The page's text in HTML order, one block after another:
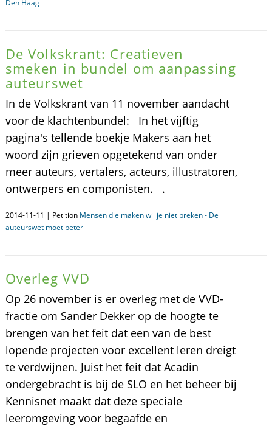
Den Haag
De Volkskrant: Creatieven
smeken in bundel om aanpassing
auteurswet
In de Volkskrant van 11 november aandacht
voor de klachtenbundel: In het vijftig
pagina's tellende boekje Makers aan het
woord zijn grieven opgetekend van onder
meer auteurs, vertalers, acteurs, illustratoren,
ontwerpers en componisten. .
2014-11-11 | Petition Mensen die maken wil je niet breken - De
auteurswet moet beter
Overleg VVD
Op 26 november is er overleg met de VVD-
fractie om Sander Dekker op de hoogte te
brengen van het feit dat een van de best
lopende projecten voor excellent leren dreigt
te verdwijnen. Juist het feit dat Acadin
ondergebracht is bij de SLO en het beheer bij
Kennisnet maakt dat deze speciale
leeromgeving voor begaafde en